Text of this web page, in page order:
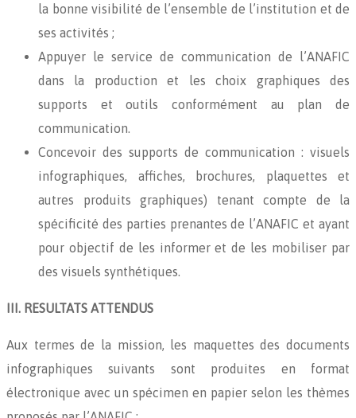
la bonne visibilité de l’ensemble de l’institution et de
ses activités ;
Appuyer le service de communication de l’ANAFIC
dans la production et les choix graphiques des
supports et outils conformément au plan de
communication.
Concevoir des supports de communication : visuels
infographiques, affiches, brochures, plaquettes et
autres produits graphiques) tenant compte de la
spécificité des parties prenantes de l’ANAFIC et ayant
pour objectif de les informer et de les mobiliser par
des visuels synthétiques.
III. RESULTATS ATTENDUS
Aux termes de la mission, les maquettes des documents
infographiques suivants sont produites en format
électronique avec un spécimen en papier selon les thèmes